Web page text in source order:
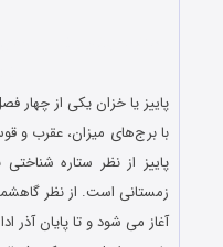
پاییز یا خزان یکی از چهار
با برج‌های میزان، عقرب و
پاییز از نظر ستاره‌
زمستانی است. از نظر
آغاز می‌ شود و تا پایان آذر